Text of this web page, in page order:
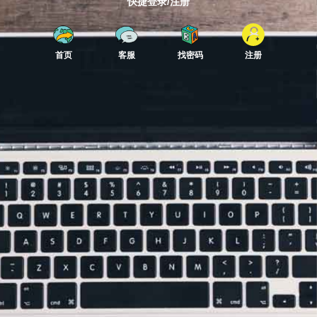
首页 客服 找密码 注册